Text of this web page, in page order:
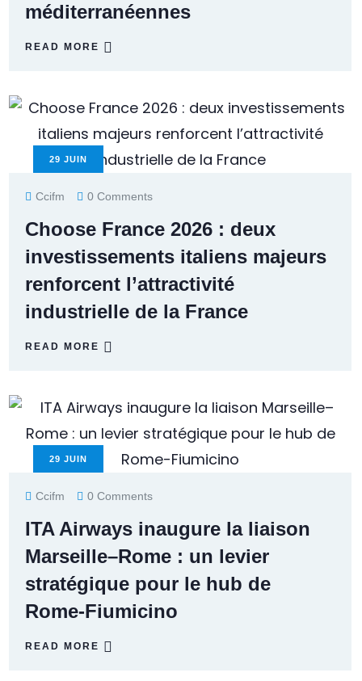
méditerranéennes
READ MORE
29 JUIN
Ccifm 0 Comments
Choose France 2026 : deux
investissements italiens majeurs
renforcent l’attractivité
industrielle de la France
READ MORE
29 JUIN
Ccifm 0 Comments
ITA Airways inaugure la liaison
Marseille–Rome : un levier
stratégique pour le hub de
Rome-Fiumicino
READ MORE